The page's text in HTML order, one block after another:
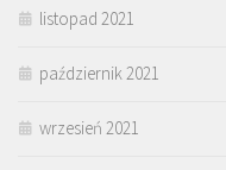
listopad 2021
październik 2021
wrzesień 2021